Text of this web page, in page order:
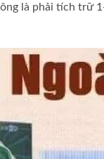
là phải tích trữ